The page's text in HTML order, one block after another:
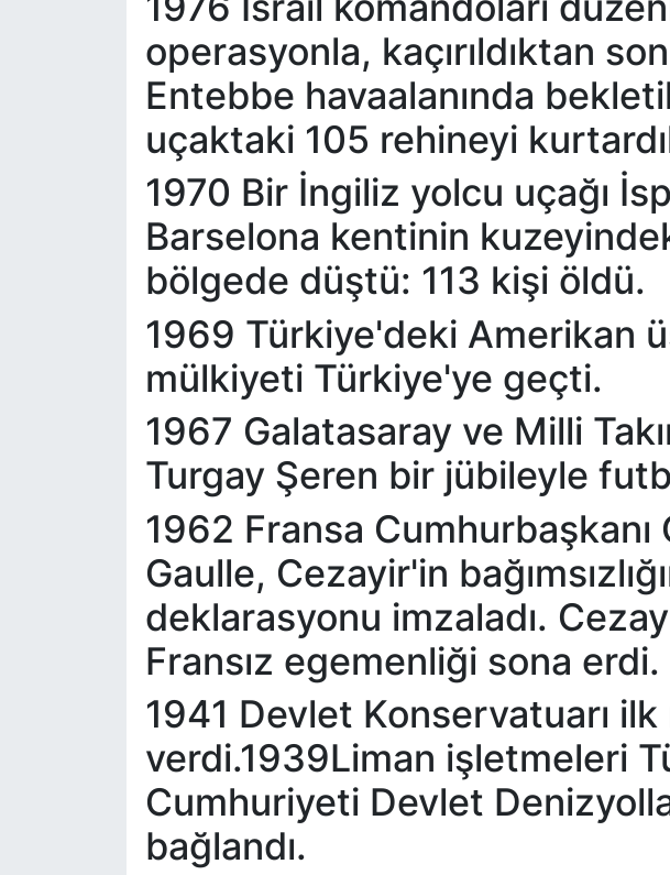
operasyonla, kaçırıldıktan
Entebbe havaalanında
uçaktaki 105 rehineyi
1970 Bir İngiliz yolcu uçağı
Barselona kentinin
bölgede düştü: 113 kişi öldü.
1969 Türkiye'deki Amerikan
mülkiyeti Türkiye'ye geçti.
1967 Galatasaray ve Milli
Turgay Şeren bir jübileyle
1962 Fransa Cumhurbaşkanı
Gaulle, Cezayir'in
deklarasyonu imzaladı.
Fransız egemenliği sona erdi.
1941 Devlet Konservatuarı ilk
verdi.1939Liman işletmeleri
Cumhuriyeti Devlet
bağlandı.